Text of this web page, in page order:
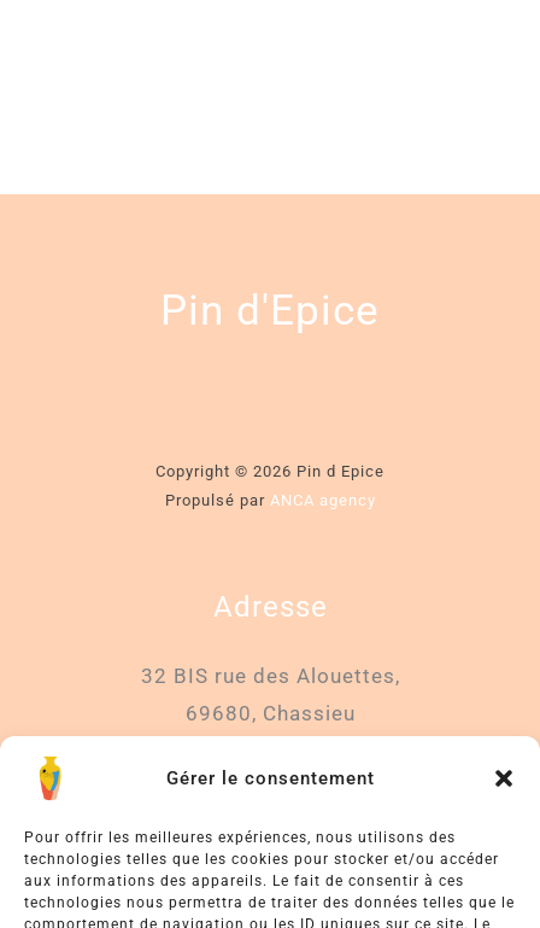
Gérer le consentement
Pour offrir les meilleures expériences, nous utilisons des
technologies telles que les cookies pour stocker et/ou accéder
aux informations des appareils. Le fait de consentir à ces
technologies nous permettra de traiter des données telles que le
comportement de navigation ou les ID uniques sur ce site. Le
Pin d'Epice
Copyright © 2026 Pin d Epice
Propulsé par ANCA agency
Adresse
32 BIS rue des Alouettes,
69680, Chassieu
Téléphone
06 86 68 20 56
Email